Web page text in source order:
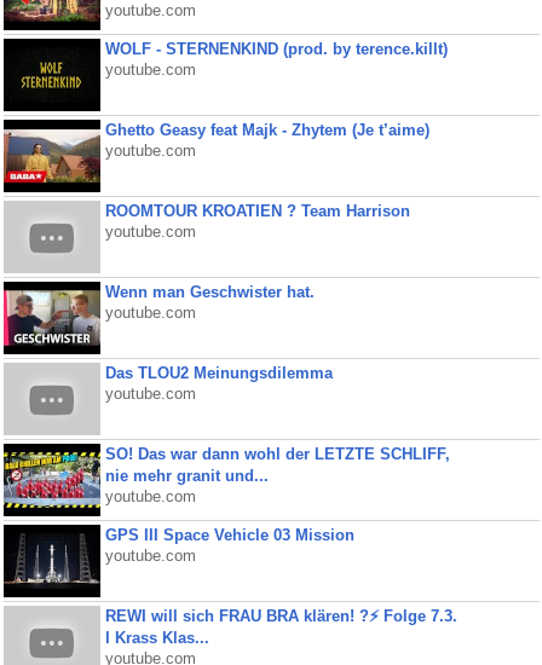
youtube.com
WOLF - STERNENKIND (prod. by terence.killt)
youtube.com
Ghetto Geasy feat Majk - Zhytem (Je t’aime)
youtube.com
ROOMTOUR KROATIEN ? Team Harrison
youtube.com
Wenn man Geschwister hat.
youtube.com
Das TLOU2 Meinungsdilemma
youtube.com
SO! Das war dann wohl der LETZTE SCHLIFF,
nie mehr granit und...
youtube.com
GPS III Space Vehicle 03 Mission
youtube.com
REWI will sich FRAU BRA klären! ?⚡️ Folge 7.3.
I Krass Klas...
youtube.com